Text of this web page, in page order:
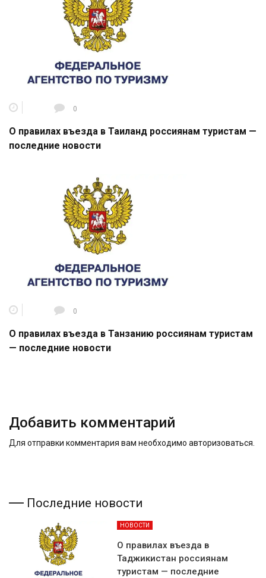
0
О правилах въезда в Таиланд россиянам туристам —
последние новости
0
О правилах въезда в Танзанию россиянам туристам
— последние новости
Добавить комментарий
Для отправки комментария вам необходимо авторизоваться
Последние новости
НОВОСТИ
О правилах въезда в
Таджикистан россиянам
туристам — последние